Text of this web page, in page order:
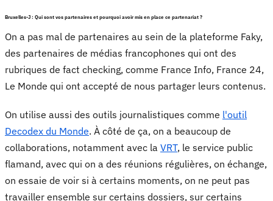
Bruxelles-J : Qui sont vos partenaires et pourquoi avoir mis en place ce partenariat ?
On a pas mal de partenaires au sein de la plateforme Faky,
des partenaires de médias francophones qui ont des
rubriques de fact checking, comme France Info, France 24,
Le Monde qui ont accepté de nous partager leurs contenus.
On utilise aussi des outils journalistiques comme l'outil
Decodex du Monde. À côté de ça, on a beaucoup de
collaborations, notamment avec la VRT, le service public
flamand, avec qui on a des réunions régulières, on échange,
on essaie de voir si à certains moments, on ne peut pas
travailler ensemble sur certains dossiers, sur certains